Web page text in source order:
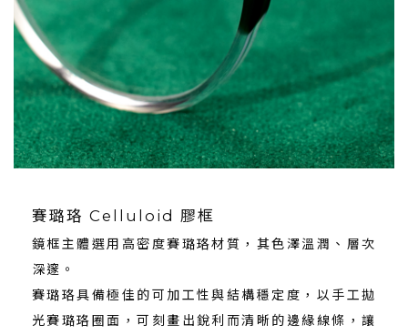
賽璐珞 Celluloid 膠框
鏡框主體選用高密度賽璐珞材質，其色澤溫潤、層次
深邃。
賽璐珞具備極佳的可加工性與結構穩定度，以手工拋
光賽璐珞圈面，可刻畫出銳利而清晰的邊緣線條，讓